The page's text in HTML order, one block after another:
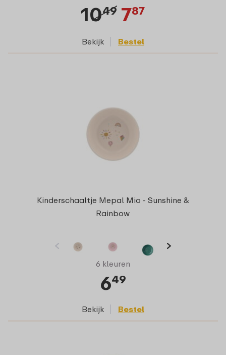
1049 787
Bekijk Bestel
Kinderschaaltje Mepal Mio - Sunshine &
Rainbow
6 kleuren
649
Bekijk Bestel